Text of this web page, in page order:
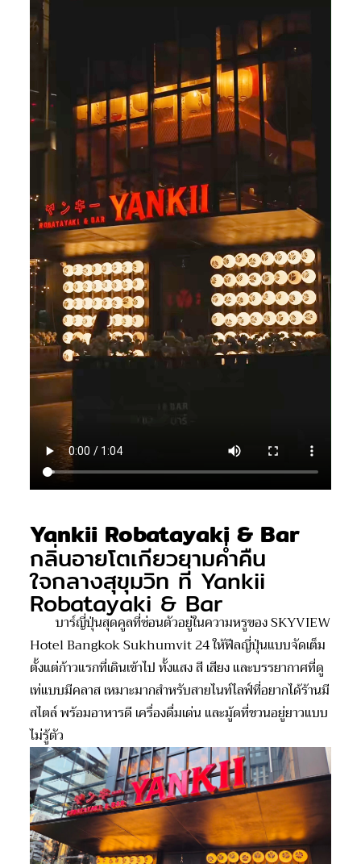
Yankii Robatayaki & Bar
กลิ่นอายโตเกียวยามค่ำคืน
ใจกลางสุขุมวิท ที่ Yankii
Robatayaki & Bar
บาร์ญี่ปุ่นสุดคูลที่ซ่อนตัวอยู่ในความหรูของ SKYVIEW
Hotel Bangkok Sukhumvit 24 ให้ฟีลญี่ปุ่นแบบจัดเต็ม
ตั้งแต่ก้าวแรกที่เดินเข้าไป ทั้งแสง สี เสียง และบรรยากาศที่ดู
เท่แบบมีคลาส เหมาะมากสำหรับสายไนท์ไลฟ์ที่อยากได้ร้านมี
สไตล์ พร้อมอาหารดี เครื่องดื่มเด่น และมู้ดที่ชวนอยู่ยาวแบบ
ไม่รู้ตัว